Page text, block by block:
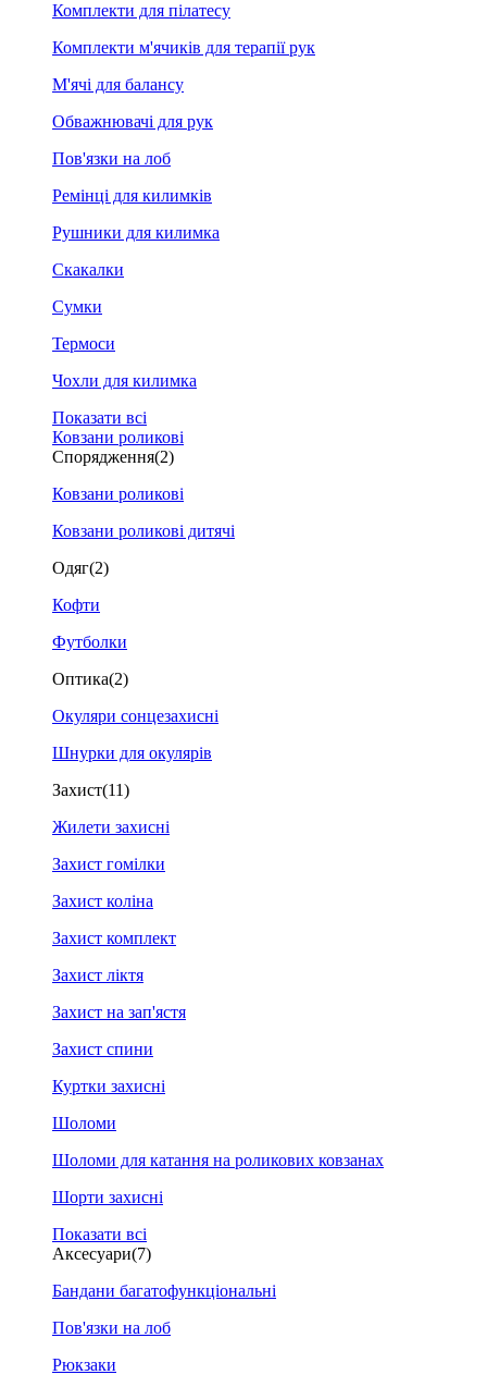
Комплекти для пілатесу
Комплекти м'ячиків для терапії рук
М'ячі для балансу
Обважнювачі для рук
Пов'язки на лоб
Ремінці для килимків
Рушники для килимка
Скакалки
Сумки
Термоси
Чохли для килимка
Показати всі
Ковзани роликові
Спорядження(2)
Ковзани роликові
Ковзани роликові дитячі
Одяг(2)
Кофти
Футболки
Оптика(2)
Окуляри сонцезахисні
Шнурки для окулярів
Захист(11)
Жилети захисні
Захист гомілки
Захист коліна
Захист комплект
Захист ліктя
Захист на зап'ястя
Захист спини
Куртки захисні
Шоломи
Шоломи для катання на роликових ковзанах
Шорти захисні
Показати всі
Аксесуари(7)
Бандани багатофункціональні
Пов'язки на лоб
Рюкзаки